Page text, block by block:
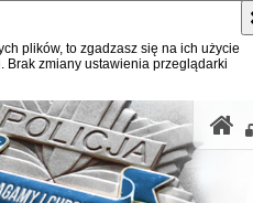
plików, to zgadzasz się na ich użycie
zmiany ustawienia przeglądarki